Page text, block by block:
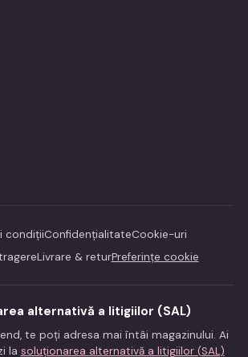
condițiiConfidențialitateCookie-uri
Livrare & returPreferințe cookie
alternativă a litigiilor (SAL)
te poți adresa mai întâi magazinului. Ai
la soluționarea alternativă a litigiilor (SAL)